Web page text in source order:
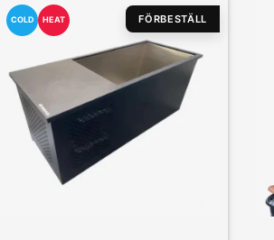
FÖRBESTÄLL
HEAT
COLD